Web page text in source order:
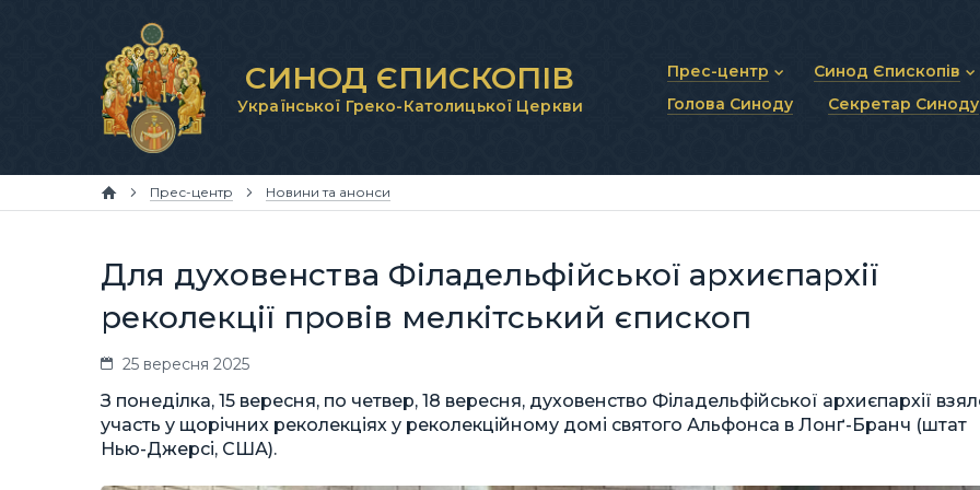
СИНОД ЄПИСКОПІВ
Української Греко-Католицької Церкви
Прес-центр
Новини та анонси
Синод Єпископів
Статут Синоду
Синодальні органи
Голова Синоду Секретар Синоду
Прес-центр Новини та анонси
Для духовенства Філадельфійської архиєпархії
реколекції провів мелкітський єпископ
25 вересня 2025
З понеділка, 15 вересня, по четвер, 18 вересня, духовенство Філадельфійської архиєпархії
участь у щорічних реколекціях у реколекційному домі святого Альфонса в Лонґ-Бранч (штат
Нью-Джерсі, США).